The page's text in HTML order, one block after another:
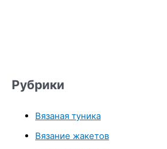
Рубрики
Вязаная туника
Вязание жакетов